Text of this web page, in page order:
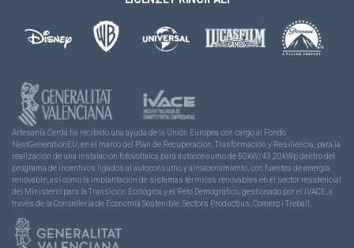
Artesanía Cerdá ha recibido una ayuda de la Unión Europea con cargo al Fondo
NextGenerationEU, en el marco del Plan de Recuperación, Trasformación y Resiliencia, para la
realización de una instalación fotovoltaica para autoconsumo de 50kW/43,20kWp dentro del
programa de incentivos ligados al autoconsumo y almacenamiento, con fuentes de energía
renovable, así como la implantación de sistemas térmicos renovables en el sector residencial
del Ministerio para la Transición Ecológica y el Reto Demográfico, gestionado por el IVACE, a
través de la Consellería de Economía Sostenible, Sectors Productius, Comerç i Treball.